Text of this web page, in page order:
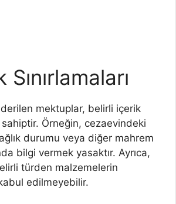
mektuplar, belirli içerik
sahiptir. Örneğin, cezaevindeki
durumu veya diğer mahrem
bilgi vermek yasaktır. Ayrıca,
türden malzemelerin
edilmeyebilir.